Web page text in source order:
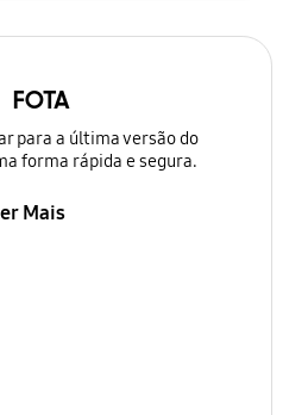
FOTA
para a última versão do
forma rápida e segura.
Mais